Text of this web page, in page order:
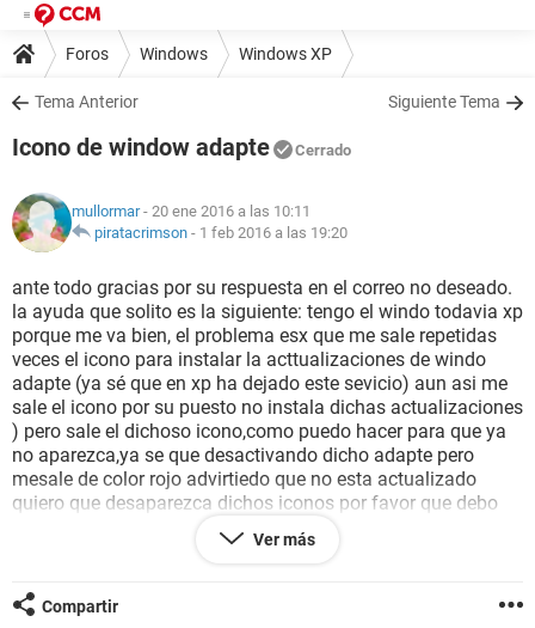
Foros Windows Windows XP
Tema Anterior Siguiente Tema
Icono de window adapte Cerrado
mullormar- 20 ene 2016 a las 10:11
piratacrimson - 1 feb 2016 a las 19:20
ante todo gracias por su respuesta en el correo no deseado.
la ayuda que solito es la siguiente: tengo el windo todavia xp
porque me va bien, el problema esx que me sale repetidas
veces el icono para instalar la acttualizaciones de windo
adapte (ya sé que en xp ha dejado este sevicio) aun asi me
sale el icono por su puesto no instala dichas actualizaciones
) pero sale el dichoso icono,como puedo hacer para que ya
no aparezca,ya se que desactivando dicho adapte pero
mesale de color rojo advirtiedo que no esta actualizado
quiero que desaparezca dichos iconos por favor que debo
Ver más
Compartir